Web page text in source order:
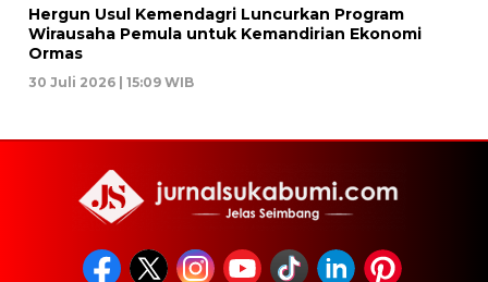
Hergun Usul Kemendagri Luncurkan Program
Wirausaha Pemula untuk Kemandirian Ekonomi
Ormas
30 Juli 2026 | 15:09 WIB